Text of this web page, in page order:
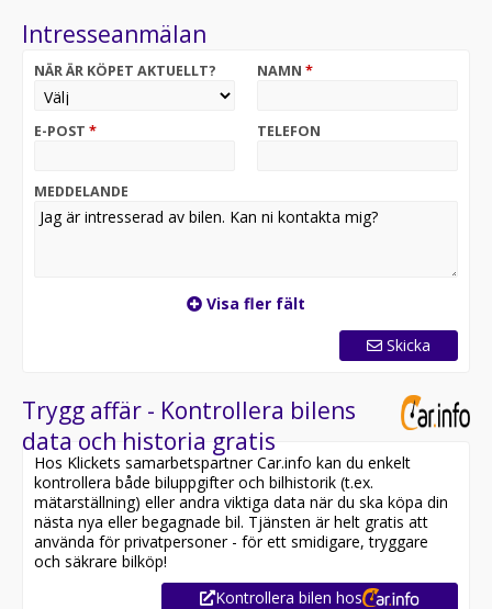
abonnemang och få nya lån. För stöd, vänd dig till
Kontaktuppgifter finns på konsumentverket.se. !!!
Välkommen till Örebro Byt Bil AB hitta din drömbil här
trevliga lokaler. Vare sig det är en exklusiv sportvagn
påstå att du hittar det du söker hos oss och detta till
mycket konkurrenskraftiga priser ackompanjerat av
personligt och trevligt bemötande. Med hjälp av ett
målsättning är att skapa trygghet runt bilaffären så att
du som kund känner dig 100% nöjd och återkommer till
oss även vid senare affärer.
Fredrik 070-7982290
Intresseanmälan
NÄR ÄR KÖPET AKTUELLT? NAMN *
E-POST * TELEFON
MEDDELANDE
Visa fler fält
Skicka
Trygg affär - Kontrollera bilens
data och historia gratis
Hos Klickets samarbetspartner Car.info kan du enkelt
kontrollera både biluppgifter och bilhistorik (t.ex.
mätarställning) eller andra viktiga data när du ska köpa din
nästa nya eller begagnade bil. Tjänsten är helt gratis att
använda för privatpersoner - för ett smidigare, tryggare
och säkrare bilköp!
Kontrollera bilen hos